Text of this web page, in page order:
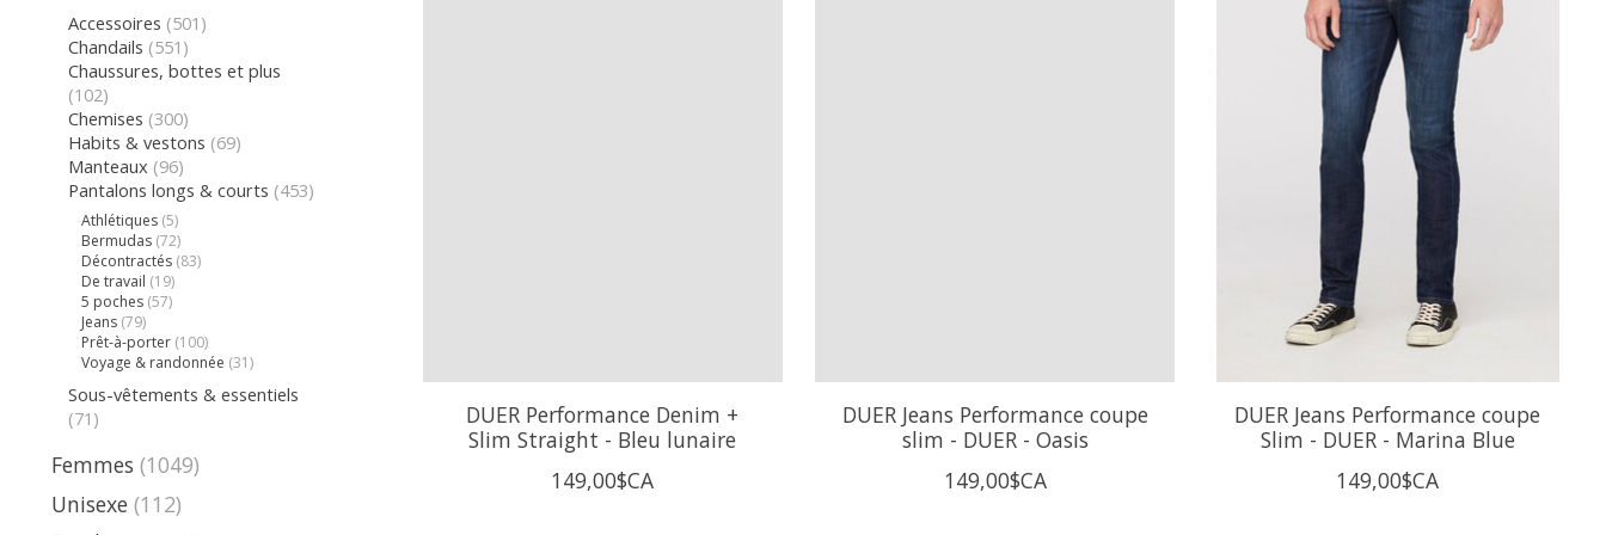
Accessoires (501)
Chandails (551)
Chaussures, bottes et plus
(102)
Chemises (300)
Habits & vestons (69)
Manteaux (96)
Pantalons longs & courts (453)
Athlétiques (5)
Bermudas (72)
Décontractés (83)
De travail (19)
5 poches (57)
Jeans (79)
Prêt-à-porter (100)
Voyage & randonnée (31)
Sous-vêtements & essentiels
(71)
Femmes (1049)
Unisexe (112)
DUER Performance Denim +
Slim Straight - Bleu lunaire
149,00$CA
DUER Jeans Performance coupe
slim - DUER - Oasis
149,00$CA
DUER Jeans Performance coupe
Slim - DUER - Marina Blue
149,00$CA